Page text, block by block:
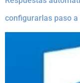
configurarlas paso a